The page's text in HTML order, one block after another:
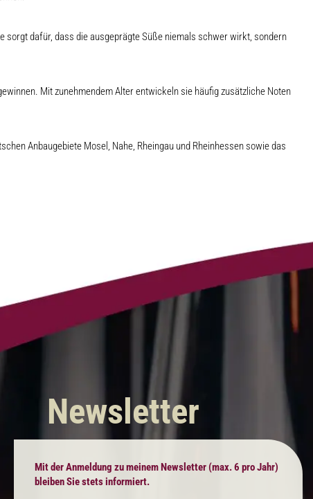
sorgt dafür, dass die ausgeprägte Süße niemals schwer wirkt, sondern
Mit zunehmendem Alter entwickeln sie häufig zusätzliche Noten
Anbaugebiete Mosel, Nahe, Rheingau und Rheinhessen sowie das
Newsletter
Mit der Anmeldung zu meinem Newsletter (max. 6 pro Jahr)
bleiben Sie stets informiert.